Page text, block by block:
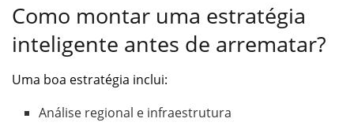
Como montar uma estratégia
inteligente antes de arrematar?
Uma boa estratégia inclui:
Análise regional e infraestrutura